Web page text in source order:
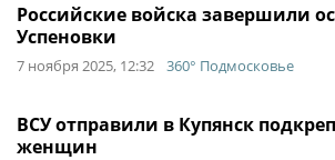
Российские войска завершили
Успеновки
7 ноября 2025, 12:32 360° Подмосковье
ВСУ отправили в Купянск
женщин